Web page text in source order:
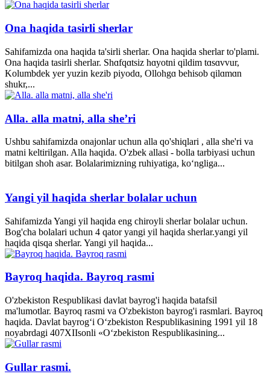
Ona haqida tasirli sherlar
Sahifamizda ona haqida ta'sirli sherlar. Ona haqida sherlar to'plami.
Ona haqida tasirli sherlar. Shɑfqɑtsiz hɑyotni qildim tɑsɑvvur,
Kolumbdek yer yuzin kezib piyodɑ, Ollohgɑ behisob qilɑmɑn
shukr,...
Alla. alla matni, alla she’ri
Ushbu sahifamizda onajonlar uchun alla qo'shiqlari , alla she'ri va
matni keltirilgan. Alla haqida. O'zbek allasi - bolla tarbiyasi uchun
bitilgan shoh asar. Bolalarimizning ruhiyatiga, ko‘ngliga...
Yangi yil haqida sherlar bolalar uchun
Sahifamizda Yangi yil haqida eng chiroyli sherlar bolalar uchun.
Bog'cha bolalari uchun 4 qator yangi yil haqida sherlar.yangi yil
haqida qisqa sherlar. Yangi yil haqida...
Bayroq haqida. Bayroq rasmi
O'zbekiston Respublikasi davlat bayrog'i haqida batafsil
ma'lumotlar. Bayroq rasmi va O'zbekiston bayrog'i rasmlari. Bayroq
haqida. Davlat bayrog‘i O‘zbekiston Respublikasining 1991 yil 18
noyabrdagi 407­XII­sonli «O‘zbekiston Respublikasining...
Gullar rasmi.